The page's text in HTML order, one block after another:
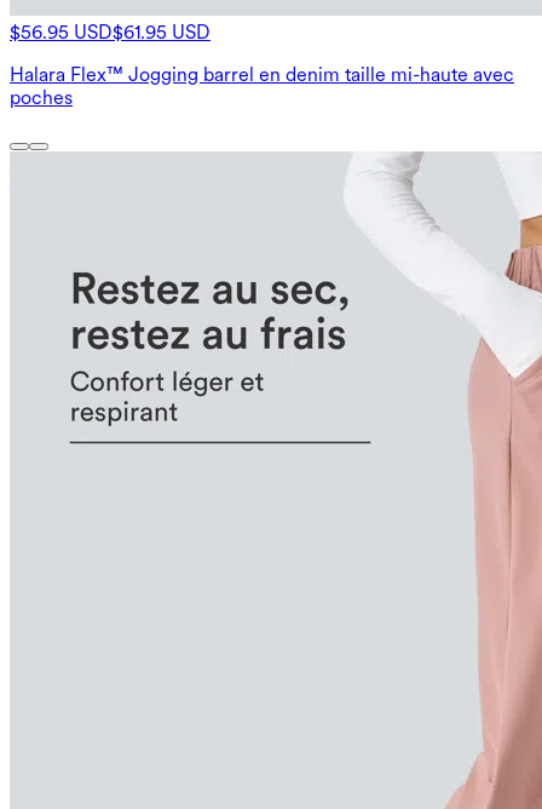
$56.95 USD$61.95 USD
Halara Flex™ Jogging barrel en denim taille mi-haute avec
poches